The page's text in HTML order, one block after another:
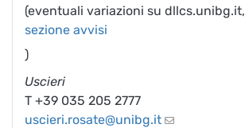
(eventuali variazioni su dllcs.unibg.it,
sezione avvisi
)
Uscieri
T +39 035 205 2777
uscieri.rosate@unibg.it